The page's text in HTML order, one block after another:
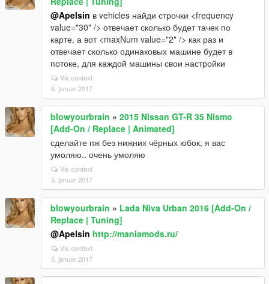
@Apelsin в vehicles найди строчки <frequency
value="30" /> отвечает сколько будет тачек по
карте, а вот <maxNum value="2" /> как раз и
отвечает сколько одинаковых машине будет в
потоке, для каждой машины свои настройки
Vis context
6. januar 2017
blowyourbrain » 2015 Nissan GT-R 35 Nismo
[Add-On / Replace | Animated]
сделайте пж без нижних чёрных юбок, я вас
умоляю.. очень умоляю
Vis context
5. januar 2017
blowyourbrain » Lada Niva Urban 2016 [Add-On /
Replace | Tuning]
@Apelsin http://maniamods.ru/
Vis context
5. januar 2017